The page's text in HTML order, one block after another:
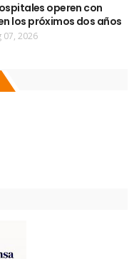
operen con
los próximos dos años
07, 2026